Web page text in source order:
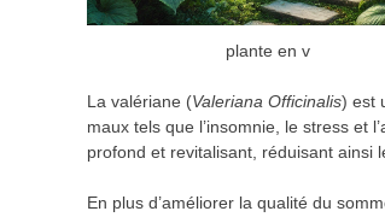
plante en v
La valériane (Valeriana Officinalis) est
maux tels que l’insomnie, le stress et
profond et revitalisant, réduisant ainsi
En plus d’améliorer la qualité du